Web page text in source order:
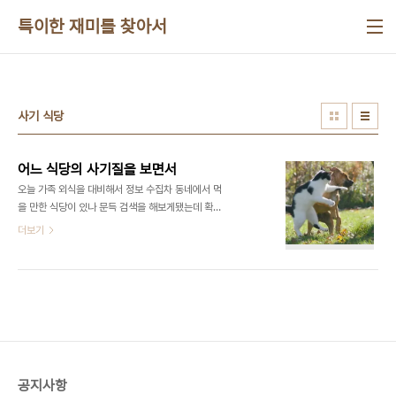
특이한 재미를 찾아서
사기 식당
어느 식당의 사기질을 보면서
오늘 가족 외식을 대비해서 정보 수집차 동네에서 먹
을 만한 식당이 있나 문득 검색을 해보게됐는데 확실
히 블로그들이 활성화되어서인지 여러 블로그에서
이라 관심있게 읽어 봤다. 새로 건설된 큰 건물에 크
더보기
공지사항